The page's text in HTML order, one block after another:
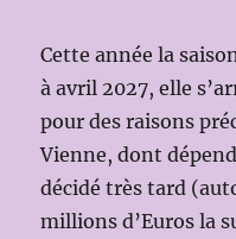
Cette année la
à avril 2027, elle
pour des raisons
Vienne, dont
décidé très tard
millions d’Euros la